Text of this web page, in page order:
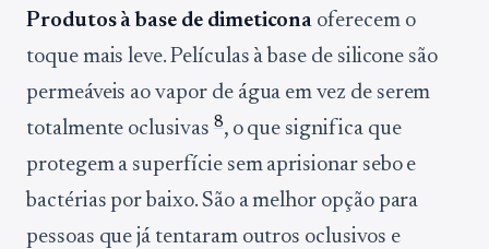
Produtos à base de dimeticona oferecem o
toque mais leve. Películas à base de silicone são
permeáveis ao vapor de água em vez de serem
totalmente oclusivas 8, o que significa que
protegem a superfície sem aprisionar sebo e
bactérias por baixo. São a melhor opção para
pessoas que já tentaram outros oclusivos e